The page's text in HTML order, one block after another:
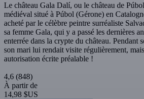
Le château Gala Dalí, ou le château de
médiéval situé à Púbol (Gérone) en
acheté par le célèbre peintre surréaliste
sa femme Gala, qui y a passé les dernières
enterrée dans la crypte du château. Pendant
son mari lui rendait visite régulièrement,
autorisation écrite préalable !
4,6 (848)
À partir de
14,98 $US